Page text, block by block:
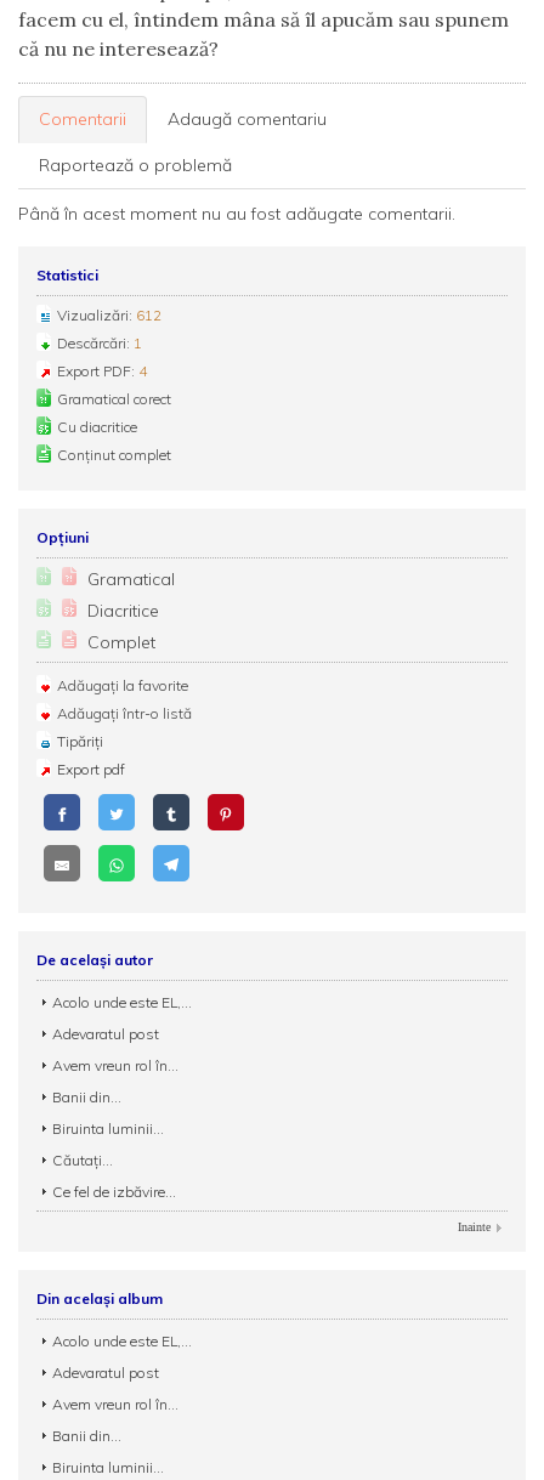
facem cu el, întindem mâna să îl apucăm sau spunem
că nu ne interesează?
Comentarii Adaugă comentariu
Raportează o problemă
Până în acest moment nu au fost adăugate comentarii.
Statistici
Vizualizări: 612
Descărcări: 1
Export PDF: 4
Gramatical corect
Cu diacritice
Conținut complet
Opțiuni
Gramatical
Diacritice
Complet
Adăugați la favorite
Adăugați într-o listă
Tipăriți
Export pdf
De același autor
Acolo unde este EL,...
Adevaratul post
Avem vreun rol în...
Banii din...
Biruinta luminii...
Căutați...
Ce fel de izbăvire...
Inainte
Din același album
Acolo unde este EL,...
Adevaratul post
Avem vreun rol în...
Banii din...
Biruinta luminii...